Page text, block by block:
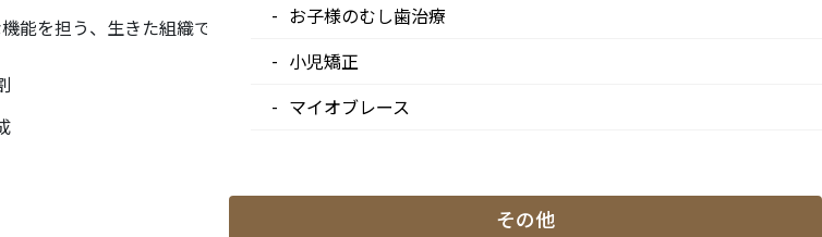
を担う、生きた組織です。
女性矯正歯科医が在籍
お子様のむし歯治療
小児矯正
マイオブレース
その他